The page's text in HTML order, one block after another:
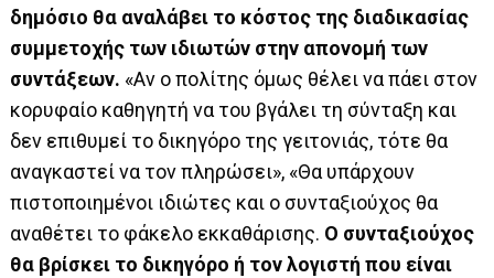
δημόσιο θα αναλάβει το κόστος της διαδικασίας
συμμετοχής των ιδιωτών στην απονομή των
συντάξεων. «Αν ο πολίτης όμως θέλει να πάει στον
κορυφαίο καθηγητή να του βγάλει τη σύνταξη και
δεν επιθυμεί το δικηγόρο της γειτονιάς, τότε θα
αναγκαστεί να τον πληρώσει», «Θα υπάρχουν
πιστοποιημένοι ιδιώτες και ο συνταξιούχος θα
αναθέτει το φάκελο εκκαθάρισης. Ο συνταξιούχος
θα βρίσκει το δικηγόρο ή τον λογιστή που είναι